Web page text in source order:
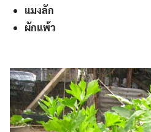
แมงลัก
ผักแพ้ว